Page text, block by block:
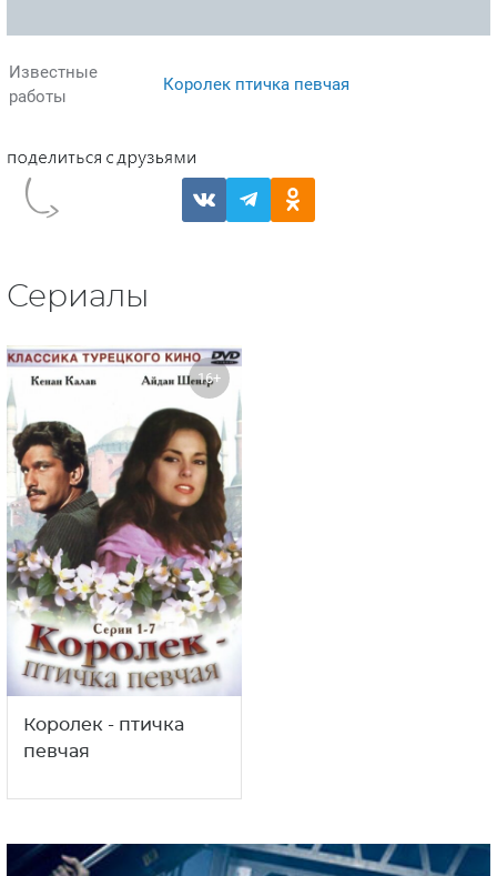
Известные
работы
Королек птичка певчая
Сериалы
16+
Королек - птичка
певчая